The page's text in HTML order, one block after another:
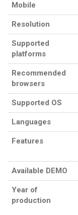
Mobile
Resolution
Supported
platforms
Recommended
browsers
Supported OS
Languages
Features
Available DEMO
Year of
production